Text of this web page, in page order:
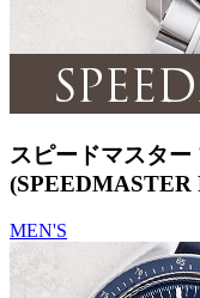
スピードマスター
MEN'S